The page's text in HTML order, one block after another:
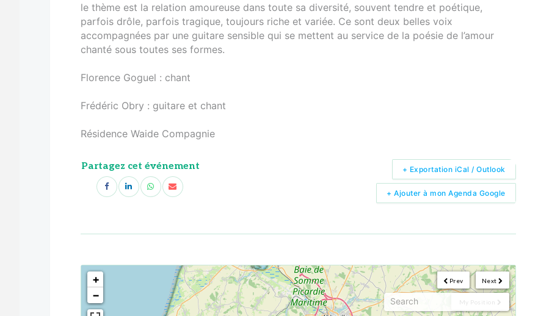
le thème est la relation amoureuse dans toute sa diversité, souvent tendre et poétique,
parfois drôle, parfois tragique, toujours riche et variée. Ce sont deux belles voix
accompagnées par une guitare sensible qui se mettent au service de la poésie de l’amour
chanté sous toutes ses formes.
Florence Goguel : chant
Frédéric Obry : guitare et chant
Résidence Waide Compagnie
Partagez cet événement
+ Ajouter à mon Agenda Google
+ Exportation iCal / Outlook
Next
Prev
My Position
<!---->
+
−